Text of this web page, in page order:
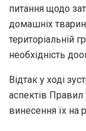
питання щодо
домашніх тварин
територіальній
необхідність
Відтак у ході
аспектів Правил
винесення їх на